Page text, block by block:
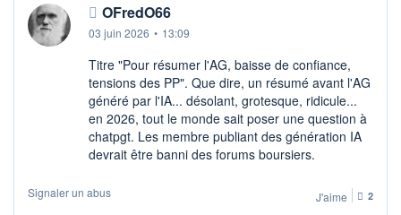
OFredO66
03 juin 2026 • 13:09
Titre "Pour résumer l'AG, baisse de confiance,
tensions des PP". Que dire, un résumé avant l'AG
généré par l'IA... désolant, grotesque, ridicule...
en 2026, tout le monde sait poser une question à
chatpgt. Les membre publiant des génération IA
devrait être banni des forums boursiers.
Signaler un abus J'aime 2